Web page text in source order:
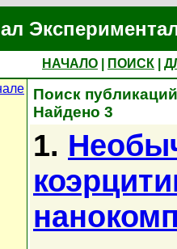
НАЧАЛО ПОИСК
Поиск
Найдено 3
1.